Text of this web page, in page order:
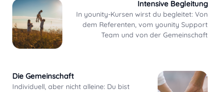
Intensive Begleitung
In younity-Kursen wirst du begleitet: Von
dem Referenten, vom younity Support
Team und von der Gemeinschaft
Die Gemeinschaft
Individuell, aber nicht alleine: Du bist